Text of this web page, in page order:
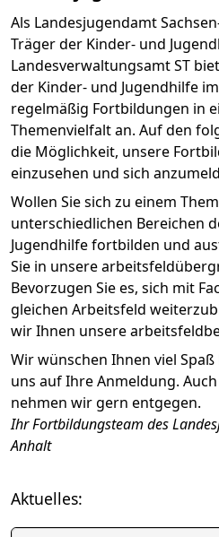
Als Landesjugendamt
Träger der Kinder- und
Landesverwaltungsamt ST
der Kinder- und Jugendhilfe
regelmäßig Fortbildungen in
Themenvielfalt an. Auf den
die Möglichkeit, unsere
einzusehen und sich
Wollen Sie sich zu einem
unterschiedlichen Bereichen
Jugendhilfe fortbilden und
Sie in unsere
Bevorzugen Sie es, sich mit
gleichen Arbeitsfeld
wir Ihnen unsere
Wir wünschen Ihnen viel
uns auf Ihre Anmeldung.
nehmen wir gern entgegen.
Ihr Fortbildungsteam des
Anhalt
Aktuelles: